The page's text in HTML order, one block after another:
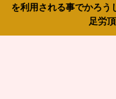
を利用される事でかろう
足労